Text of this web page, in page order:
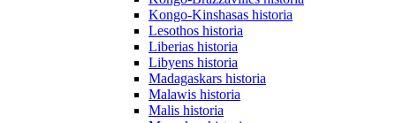
Kongo-Kinshasas historia
Lesothos historia
Liberias historia
Libyens historia
Madagaskars historia
Malawis historia
Malis historia